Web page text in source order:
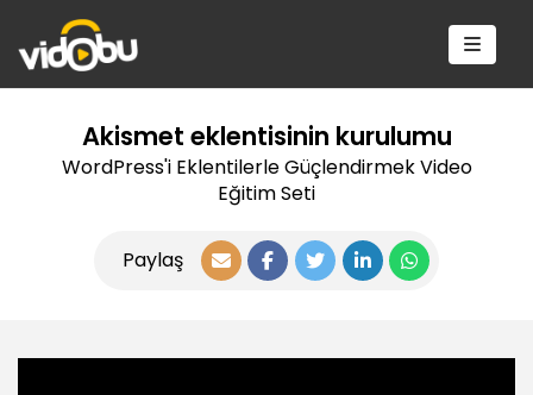
Akismet eklentisinin kurulumu
WordPress'i Eklentilerle Güçlendirmek Video
Eğitim Seti
Paylaş